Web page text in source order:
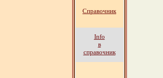
Справочник
Info
в
справочник